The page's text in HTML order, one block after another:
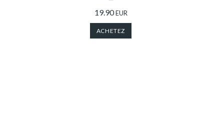
19.90EUR
ACHETEZ